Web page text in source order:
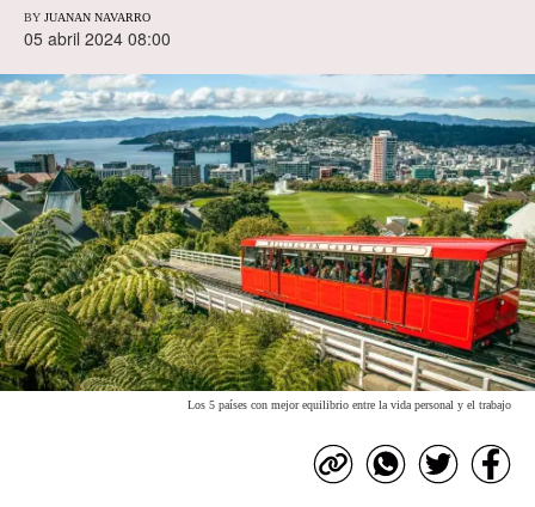
BY JUANAN NAVARRO
05 abril 2024 08:00
Los 5 países con mejor equilibrio entre la vida personal y el trabajo